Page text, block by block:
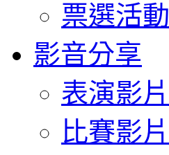
票選活動
影音分享
表演影片
比賽影片